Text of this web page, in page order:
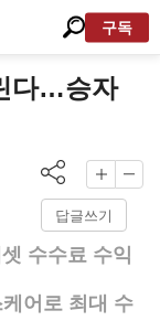
구독
다…승자
답글쓰기
수수료 수익
어로 최대 수